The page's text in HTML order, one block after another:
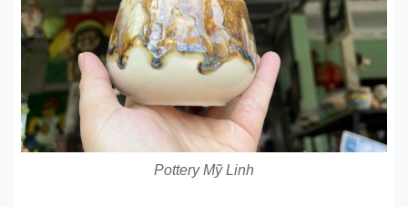
Pottery Mỹ Linh